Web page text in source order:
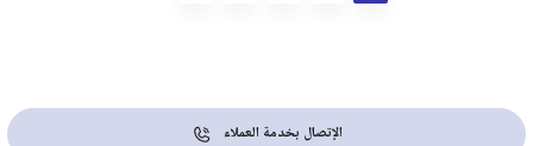
الإتصال بخدمة العملاء